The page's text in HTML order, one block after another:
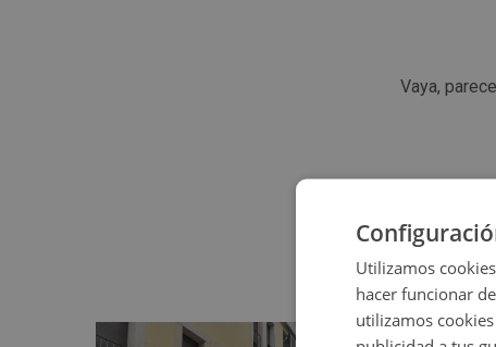
Vaya,
Utilizamos
hacer funcionar
utilizamos